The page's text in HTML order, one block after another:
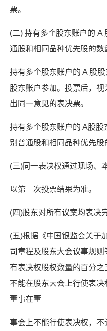
票。
(二) 持有多个股东账户的 A
通股和相同品种优先股的数
持有多个股东账户的 A 股
股东账户参加。投票后，
出同一意见的表决票。
持有多个股东账户的 A股
别普通股和相同品种优先
(三)同一表决权通过现场、
以第一次投票结果为准。
(四)股东对所有议案均表决
(五)根据《中国银监会关于
司章程及股东大会议事规
有表决权股权数量的百分
不能在股东大会上行使表
董事在董
事会上不能行使表决权，不